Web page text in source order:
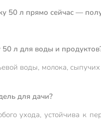
50 л прямо сейчас —
50 л для воды и
воды, молока,
для дачи?
ухода, устойчива